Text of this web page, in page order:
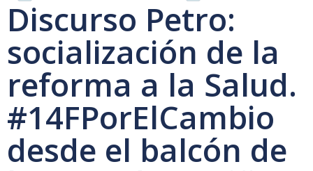
Discurso Petro:
socialización de la
reforma a la Salud.
#14FPorElCambio
desde el balcón de